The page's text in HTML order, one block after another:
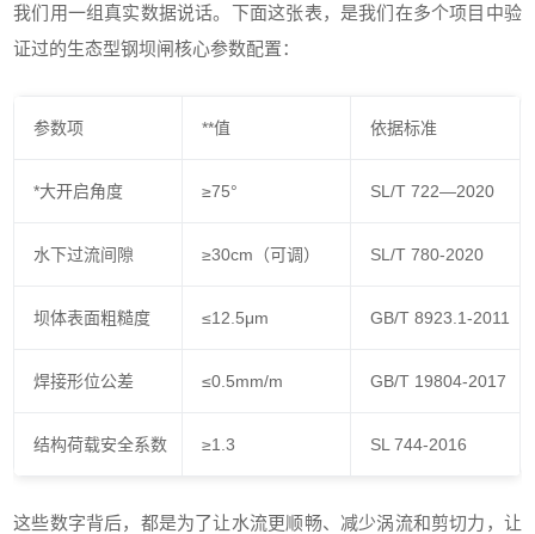
我们用一组真实数据说话。下面这张表，是我们在多个项目中验
证过的生态型钢坝闸核心参数配置：
参数项 **值 依据标准
*大开启角度 ≥75° SL/T 722—2020
水下过流间隙 ≥30cm（可调） SL/T 780-2020
坝体表面粗糙度 ≤12.5μm GB/T 8923.1-2011
焊接形位公差 ≤0.5mm/m GB/T 19804-2017
结构荷载安全系数 ≥1.3 SL 744-2016
这些数字背后，都是为了让水流更顺畅、减少涡流和剪切力，让